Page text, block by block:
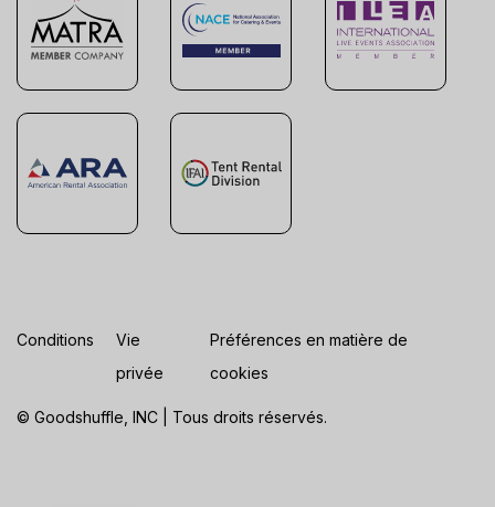
© Goodshuffle, INC | Tous droits réservés.
Conditions
Vie
privée
Préférences en matière de
cookies